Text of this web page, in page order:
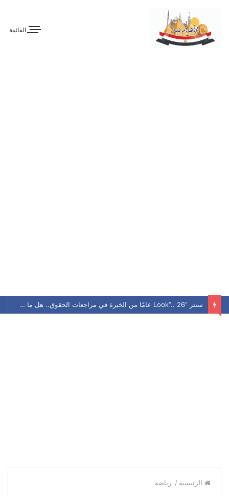
القائمة
سنتر “Look”.. 26 عامًا من الخبرة في مراجعات الحقوق.. هل ما زال يحافظ على مكانته بين الطلاب؟
الرئيسية / رياضه